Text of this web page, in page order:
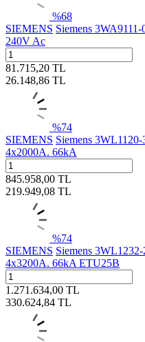
%68
SIEMENS Siemens
240V Ac
81.715,20 TL
26.148,86 TL
%74
SIEMENS Siemens
4x2000A. 66kA
845.958,00 TL
219.949,08 TL
%74
SIEMENS Siemens
4x3200A. 66kA ETU25B
1.271.634,00 TL
330.624,84 TL